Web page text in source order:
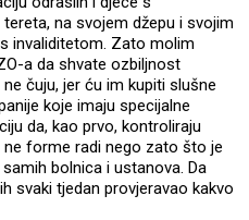
na svojem džepu i svojim
invaliditetom. Zato molim
a da shvate ozbiljnost
čuju, jer ću im kupiti slušne
koje imaju specijalne
da, kao prvo, kontroliraju
ne forme radi nego zato što je
bolnica i ustanova. Da
svaki tjedan provjeravao kakvo